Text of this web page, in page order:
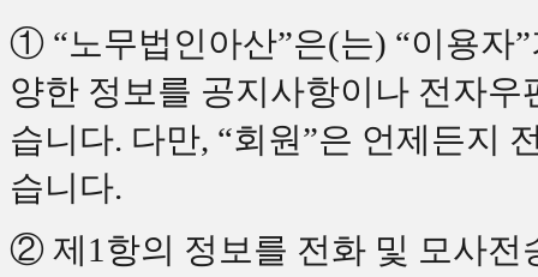
① “노무법인아산”은(는) “이용자
양한 정보를 공지사항이나 전자
습니다. 다만, “회원”은 언제든지
습니다.
② 제1항의 정보를 전화 및 모사전